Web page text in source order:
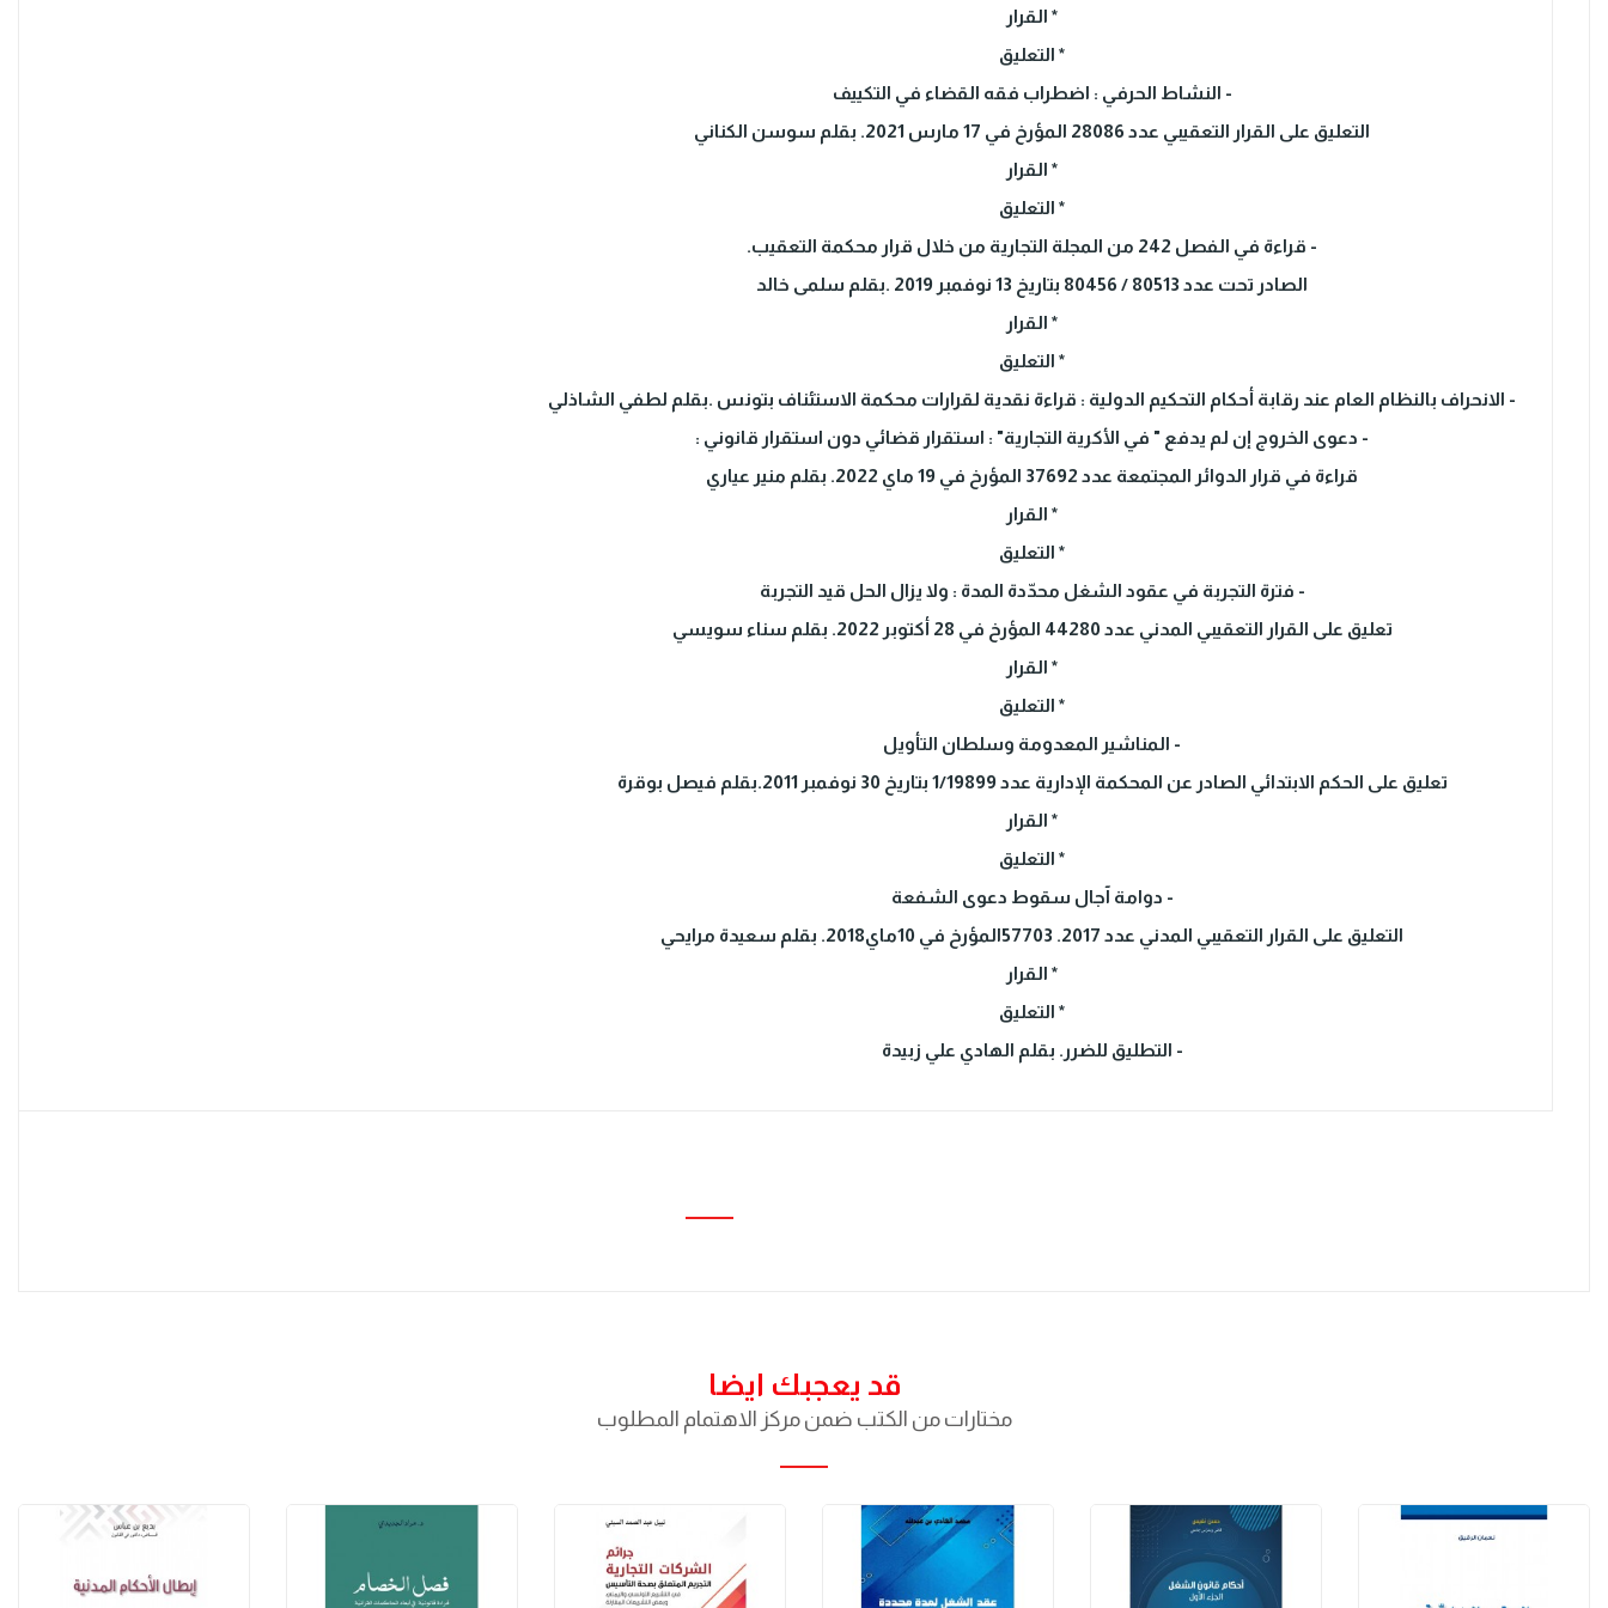
* القرار
* التعليق
- النشاط الحرفي : اضطراب فقه القضاء في التكييف
التعليق على القرار التعقيبي عدد 28086 المؤرخ في 17 مارس 2021. بقلم سوسن الكناني
* القرار
* التعليق
- قراءة في الفصل 242 من المجلة التجارية من خلال قرار محكمة التعقيب.
الصادر تحت عدد 80513 / 80456 بتاريخ 13 نوفمبر 2019 .بقلم سلمی خالد
* القرار
* التعليق
- الانحراف بالنظام العام عند رقابة أحكام التحكيم الدولية : قراءة نقدية لقرارات محكمة الاستئناف بتونس .بقلم لطفي الشاذلي
- دعوى الخروج إن لم يدفع " في الأكرية التجارية" : استقرار قضائي دون استقرار قانوني :
قراءة في قرار الدوائر المجتمعة عدد 37692 المؤرخ في 19 ماي 2022. بقلم منير عياري
* القرار
* التعليق
- فترة التجربة في عقود الشغل محدّدة المدة : ولا يزال الحل قيد التجربة
تعليق على القرار التعقيبي المدني عدد 44280 المؤرخ في 28 أكتوبر 2022. بقلم سناء سويسي
* القرار
* التعليق
- المناشير المعدومة وسلطان التأويل
تعليق على الحكم الابتدائي الصادر عن المحكمة الإدارية عدد 1/19899 بتاريخ 30 نوفمبر 2011.بقلم فيصل بوقرة
* القرار
* التعليق
- دوامة آجال سقوط دعوى الشفعة
التعليق على القرار التعقيبي المدني عدد 2017. 57703المؤرخ في 10ماي2018. بقلم سعيدة مرايحي
* القرار
* التعليق
- التطليق للضرر. بقلم الهادي علي زبيدة
قد يعجبك ايضا
مختارات من الكتب ضمن مركز الاهتمام المطلوب